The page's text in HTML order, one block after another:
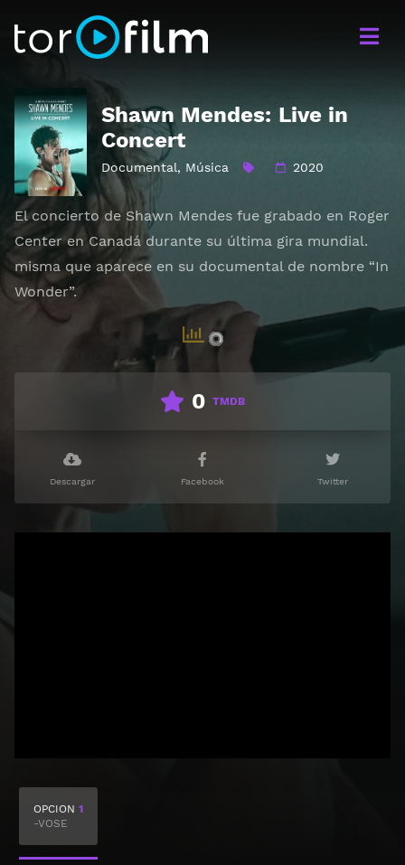
Shawn Mendes: Live in
Concert
Documental, Música 2020
El concierto de Shawn Mendes fue grabado en Roger
Center en Canadá durante su última gira mundial.
misma que aparece en su documental de nombre “In
Wonder”.
0 TMDB
Descargar Facebook Twitter
OPCION 1
-VOSE